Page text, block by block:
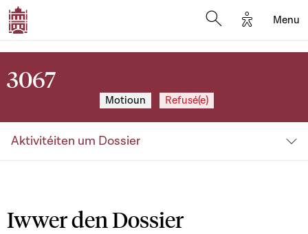
Options
Menu
3067
Motioun Refusé(e)
Aktivitéiten um Dossier
Iwwer den Dossier